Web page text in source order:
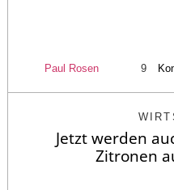
Paul Rosen 9
Jetzt werden
Zitronen